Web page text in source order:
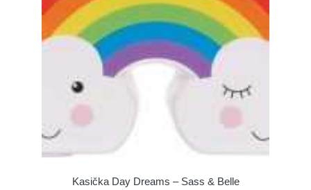
Kasička Day Dreams – Sass & Belle